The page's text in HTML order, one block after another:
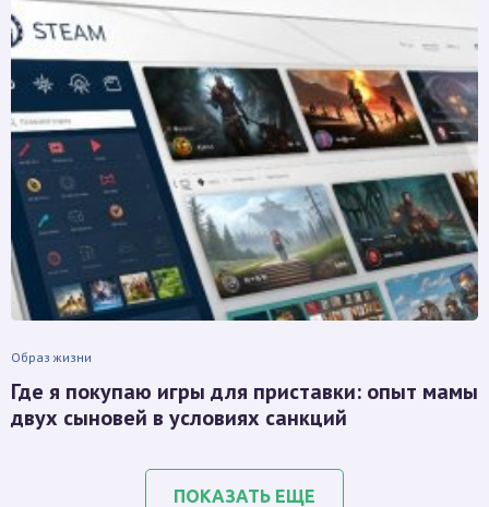
Образ жизни
Где я покупаю игры для приставки: опыт мамы
двух сыновей в условиях санкций
ПОКАЗАТЬ ЕЩЕ